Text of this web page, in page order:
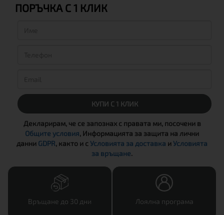
ПОРЪЧКА С 1 КЛИК
КУПИ С 1 КЛИК
Декларирам, че се запознах с правата ми, посочени в
Общите условия, Информацията за защита на лични
данни GDPR, както и сУсловията за доставка иУсловията
за връщане.
Връщане до 30 дни Лоялна програма